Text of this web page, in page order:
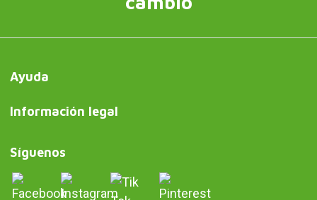
Ayuda
Información legal
Síguenos